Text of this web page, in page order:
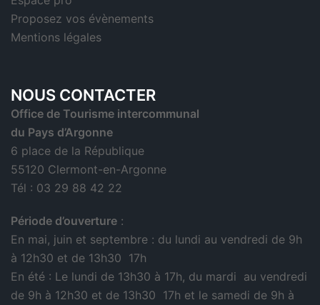
Proposez vos évènements
Mentions légales
NOUS CONTACTER
Office de Tourisme intercommunal
du Pays d’Argonne
6 place de la République
55120 Clermont-en-Argonne
Tél : 03 29 88 42 22
Période d’ouverture :
En mai, juin et septembre : du lundi au vendredi de 9h
à 12h30 et de 13h30 17h
En été : Le lundi de 13h30 à 17h, du mardi au vendredi
de 9h à 12h30 et de 13h30 17h et le samedi de 9h à